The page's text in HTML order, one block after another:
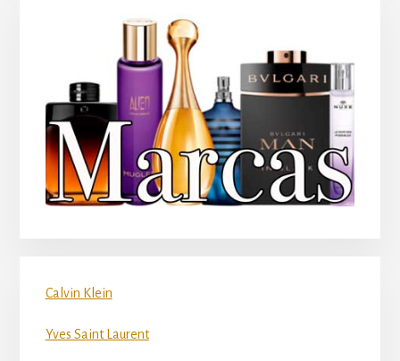
Calvin Klein
Yves Saint Laurent